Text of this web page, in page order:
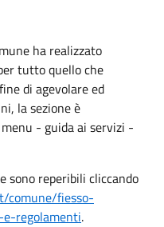
ha realizzato
tutto quello che
di agevolare ed
la sezione è
- guida ai servizi -
sono reperibili cliccando
comune/fiesso-
regolamenti.